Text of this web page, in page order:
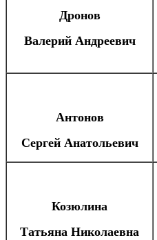
Дронов
Валерий Андреевич
Антонов
Сергей Анатольевич
Козюлина
Татьяна Николаевна